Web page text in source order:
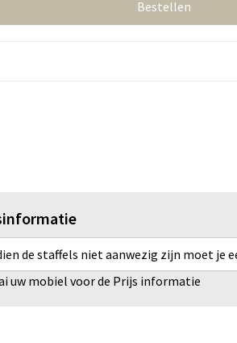
Bestellen
de staffels niet aanwezig zijn moet je
uw mobiel voor de Prijs informatie